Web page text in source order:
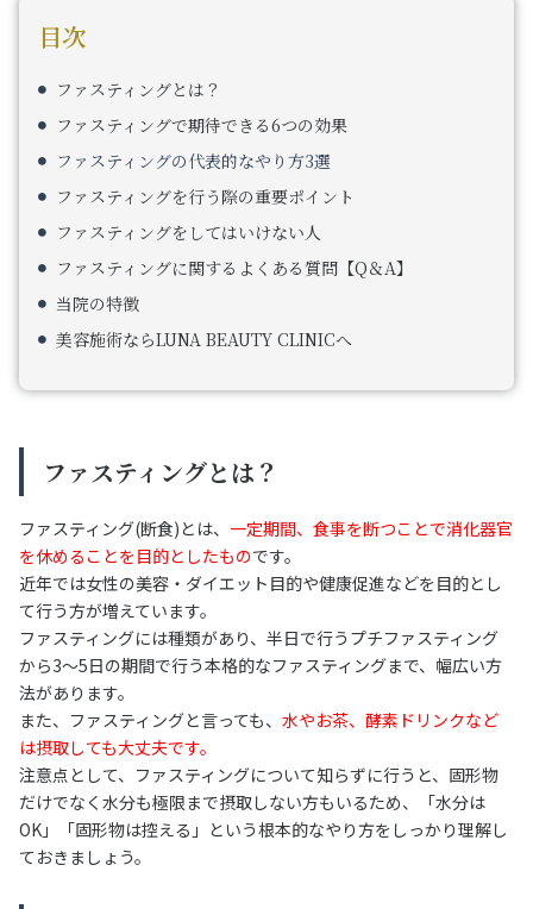
目次
ファスティングとは？
ファスティングで期待できる6つの効果
ファスティングの代表的なやり方3選
ファスティングを行う際の重要ポイント
ファスティングをしてはいけない人
ファスティングに関するよくある質問【Q＆A】
当院の特徴
美容施術ならLUNA BEAUTY CLINICへ
ファスティングとは？
ファスティング(断食)とは、 一定期間、食事を断つことで消化器官
を休めることを目的としたものです。
近年では女性の美容・ダイエット目的や健康促進などを目的とし
て行う方が増えています。
ファスティングには種類があり、半日で行うプチファスティング
から3～5日の期間で行う本格的なファスティングまで、幅広い方
法があります。
また、ファスティングと言っても、 水やお茶、酵素ドリンクなど
は摂取しても大丈夫です。
注意点として、ファスティングについて知らずに行うと、固形物
だけでなく水分も極限まで摂取しない方もいるため、「水分は
OK」「固形物は控える」という根本的なやり方をしっかり理解し
ておきましょう。